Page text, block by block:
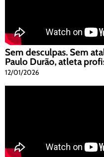
Sem desculpas. Sem
Paulo Durão, atleta
12/01/2026